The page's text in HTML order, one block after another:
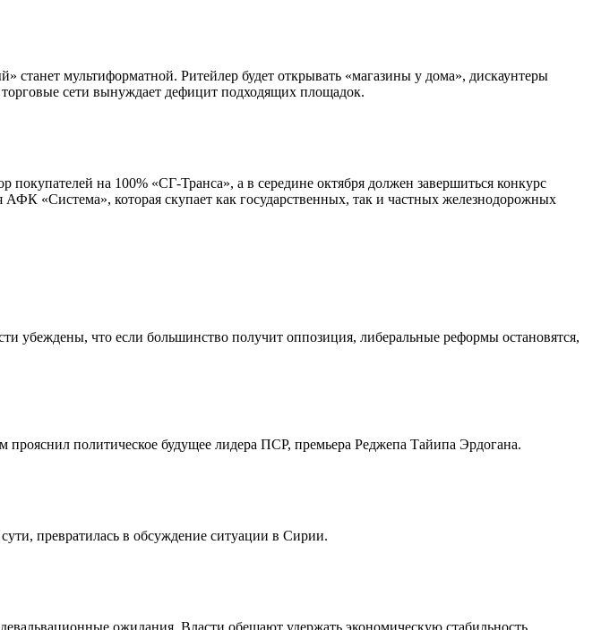
станет мультиформатной. Ритейлер будет открывать «магазины у дома», дискаунтеры
сети вынуждает дефицит подходящих площадок.
на 100% «СГ-Транса», а в середине октября должен завершиться конкурс
«Система», которая скупает как государственных, так и частных железнодорожных
что если большинство получит оппозиция, либеральные реформы остановятся,
политическое будущее лидера ПСР, премьера Реджепа Тайипа Эрдогана.
превратилась в обсуждение ситуации в Сирии.